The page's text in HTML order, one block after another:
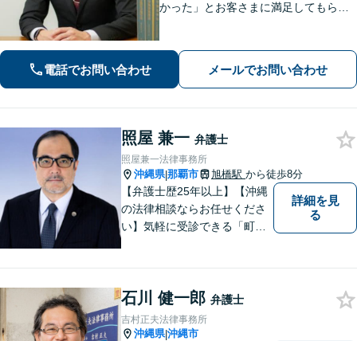
かった」とお客さまに満足してもらう
く、丁寧なヒアリングで皆様のお気持
ちに寄り添います。
電話でお問い合わせ メールでお問い合わせ
照屋 兼一 弁護士
照屋兼一法律事務所
沖縄県|那覇市 旭橋駅 から徒歩8分
【弁護士歴25年以上】【沖縄
の法律相談ならお任せくださ
い】気軽に受診できる「町医
かし、ひとりでも多く悩まれ
ている方を救います。ぜひご
相談ください。
詳細を見
る
石川 健一郎 弁護士
吉村正夫法律事務所
沖縄県|沖縄市